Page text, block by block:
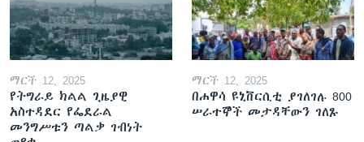
ማርች 12, 2025
የትግራይ ክልል ጊዜያዊ
አስተዳደር የፌደራል
መንግሥቱን ጣልቃ ገብነት
ማርች 12, 2025
በሐዋሳ ዩኒቨርሲቲ ያገለገሉ 800
ሠራተኞች መታዳቸውን ገለጹ